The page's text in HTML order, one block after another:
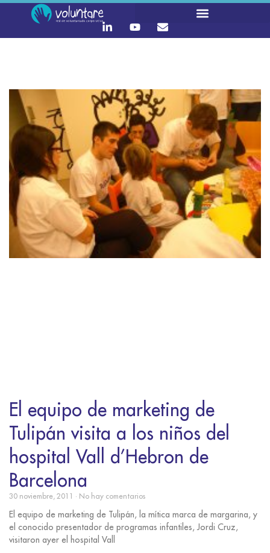
El equipo de marketing de
Tulipán visita a los niños del
hospital Vall d’Hebron de
Barcelona
30 noviembre, 2011 No hay comentarios
El equipo de marketing de Tulipán, la mítica marca de margarina, y
el conocido presentador de programas infantiles, Jordi Cruz,
visitaron ayer el hospital Vall